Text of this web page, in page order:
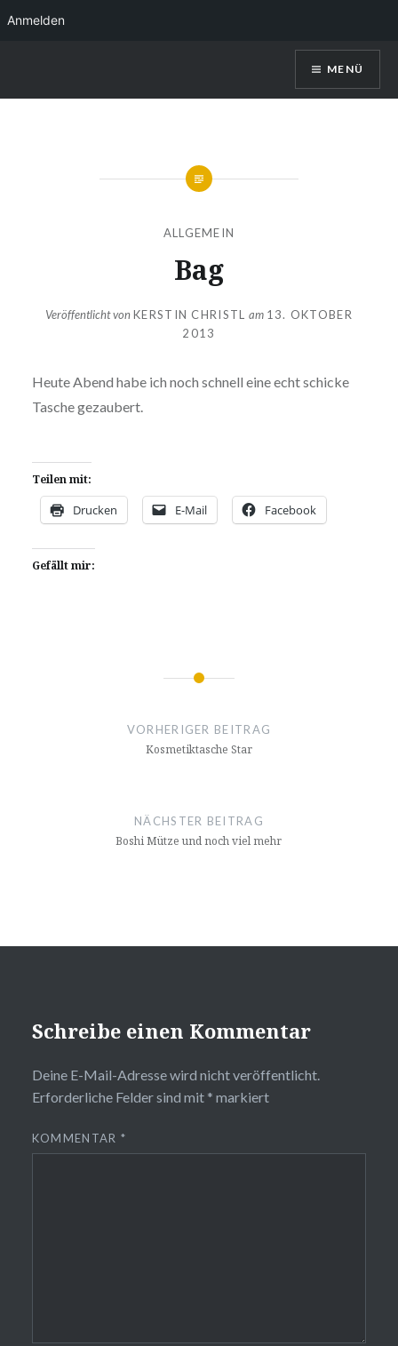
InhaltKerstin Christl
MENÜ
ALLGEMEIN
Bag
Veröffentlicht vonKERSTIN CHRISTL am 13. OKTOBER
2013
Heute Abend habe ich noch schnell eine echt schicke
Tasche gezaubert.
Teilen mit:
Drucken E-Mail Facebook
Gefällt mir:
Beitragsnavigation
VORHERIGER BEITRAG
Kosmetiktasche Star
NÄCHSTER BEITRAG
Boshi Mütze und noch viel mehr
Schreibe einen Kommentar
Deine E-Mail-Adresse wird nicht veröffentlicht.
Erforderliche Felder sind mit * markiert
KOMMENTAR *
Anmelden